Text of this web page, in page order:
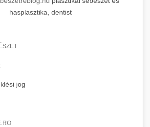
hasplasztika, dentist
jog